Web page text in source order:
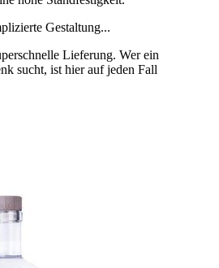
Gestaltung...
Lieferung. Wer ein
sucht, ist hier auf jeden Fall